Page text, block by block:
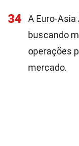
34
A Euro-
buscando
operações
mercado.